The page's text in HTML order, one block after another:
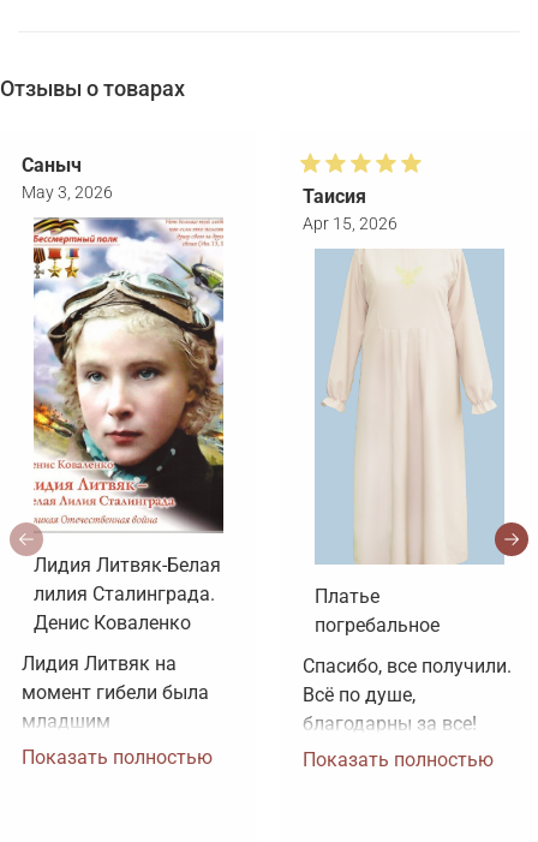
Отзывы о товарах
Саныч
May 3, 2026
Лидия Литвяк-Белая
лилия Сталинграда.
Денис Коваленко
Лидия Литвяк на
момент гибели была
младшим
лейтенантом.
Показать полностью
Таисия
Apr 15, 2026
Платье
погребальное
Спасибо, все получили.
Всё по душе,
благодарны за все!
Показать полностью